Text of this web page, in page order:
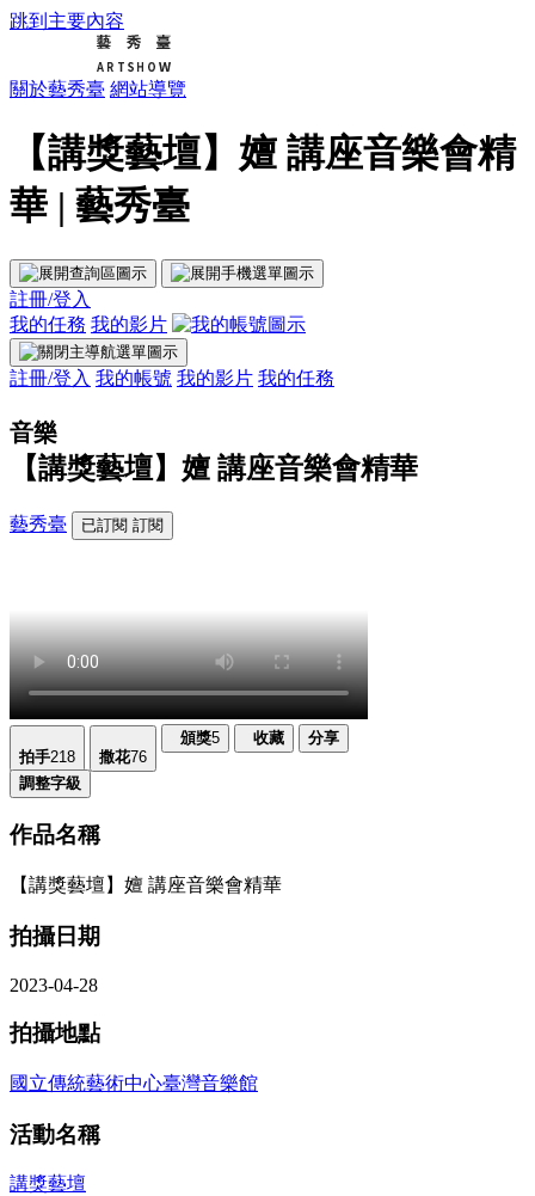
跳到主要內容
關於藝秀臺 網站導覽
【講獎藝壇】嬗 講座音樂會精
華 | 藝秀臺
註冊/登入
我的任務 我的影片
註冊/登入 我的帳號 我的影片 我的任務
音樂
【講獎藝壇】嬗 講座音樂會精華
藝秀臺 已訂閱 訂閱
拍手218 撒花76
頒獎5 收藏 分享
調整字級
作品名稱
【講獎藝壇】嬗 講座音樂會精華
拍攝日期
2023-04-28
拍攝地點
國立傳統藝術中心臺灣音樂館
活動名稱
講獎藝壇